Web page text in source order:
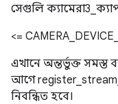
সেগুলি
<=
এখানে অন্তর্ভুক্ত সমস্ত
আগে
নিবন্ধিত হবে।